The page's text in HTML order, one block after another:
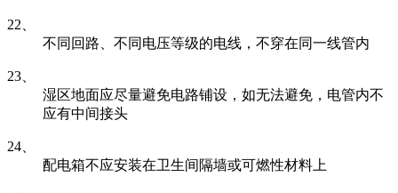
22、
不同回路、不同电压等级的电线，不穿在同一线管内
23、
湿区地面应尽量避免电路铺设，如无法避免，电管内不
应有中间接头
24、
配电箱不应安装在卫生间隔墙或可燃性材料上